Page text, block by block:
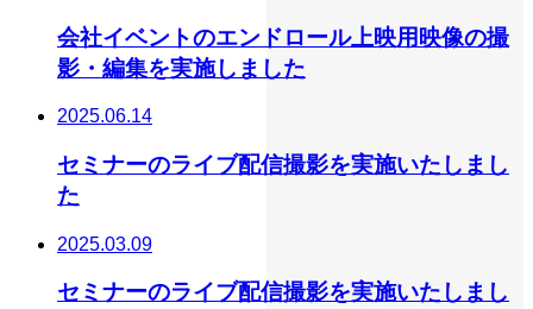
会社イベントのエンドロール上映用映像の撮
影・編集を実施しました
2025.06.14
セミナーのライブ配信撮影を実施いたしまし
た
2025.03.09
セミナーのライブ配信撮影を実施いたしまし